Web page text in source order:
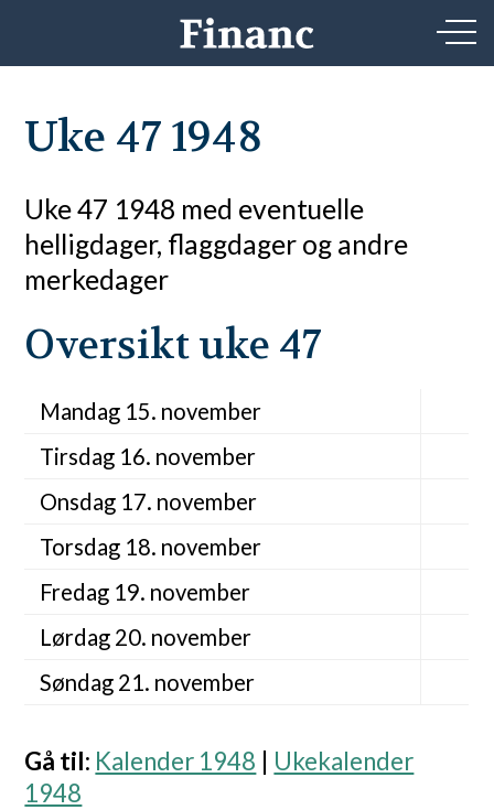
Uke 47 1948
Uke 47 1948 med eventuelle
helligdager, flaggdager og andre
merkedager
Oversikt uke 47
Mandag 15. november
Tirsdag 16. november
Onsdag 17. november
Torsdag 18. november
Fredag 19. november
Lørdag 20. november
Søndag 21. november
Gå til: Kalender 1948
Ukekalender
1948